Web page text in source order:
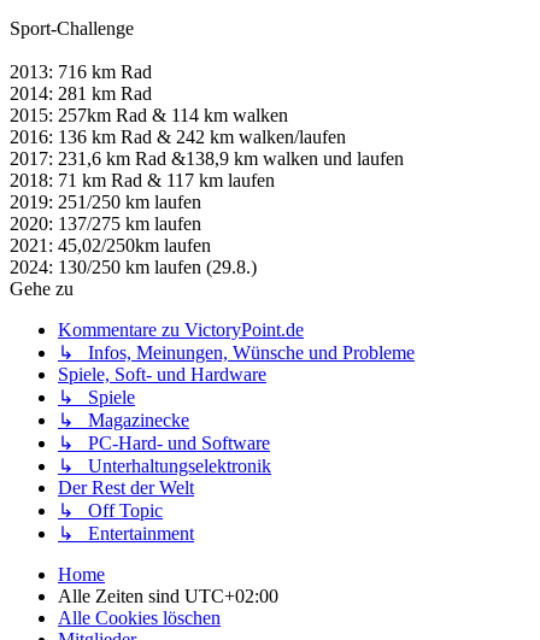
2016: 136 km Rad & 242 km walken/laufen
2018: 71 km Rad & 117 km laufen
2019: 251/250 km laufen
2020: 137/275 km laufen
2021: 45,02/250km laufen
2024: 130/250 km laufen (29.8.)
Gehe zu
Kommentare zu VictoryPoint.de
↳ Infos, Meinungen, Wünsche und Probleme
Spiele, Soft- und Hardware
↳ Spiele
↳ PC-Hard- und Software
↳ Unterhaltungselektronik
Der Rest der Welt
↳ Off Topic
↳ Entertainment
Home
Alle Zeiten sindUTC+02:00
Alle Cookies löschen
Mitglieder
Impressum
Powered byphpBB ® Forum Software © phpBB Limited